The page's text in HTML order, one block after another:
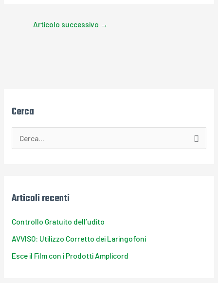
Articolo successivo →
Cerca
a
Articoli recenti
Controllo Gratuito dell’udito
AVVISO: Utilizzo Corretto dei Laringofoni
Esce il Film con i Prodotti Amplicord